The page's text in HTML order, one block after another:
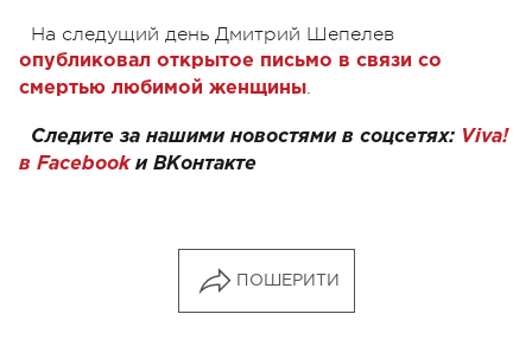
На следущий день Дмитрий Шепелев
опубликовал открытое письмо в связи со
смертью любимой женщины.
Следите за нашими новостями в соцсетях: Viva!
в Facebookи ВКонтакте
ПОШЕРИТИ